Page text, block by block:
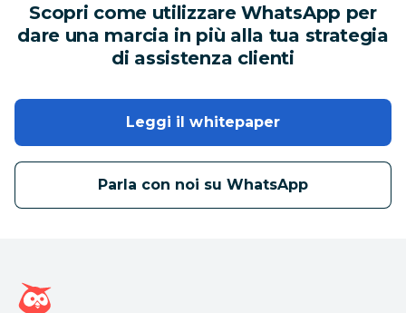
Scopri come utilizzare WhatsApp per
dare una marcia in più alla tua strategia
di assistenza clienti
Leggi il whitepaper
Parla con noi su WhatsApp
Home page di Hootsuite